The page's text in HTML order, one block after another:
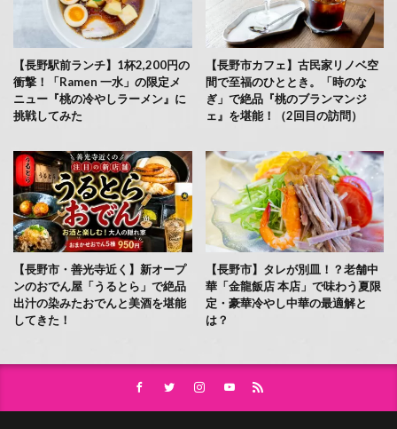
【長野駅前ランチ】1杯2,200円の
衝撃！「Ramen 一水」の限定メ
ニュー『桃の冷やしラーメン』に
挑戦してみた
【長野市カフェ】古民家リノベ空
間で至福のひととき。「時のな
ぎ」で絶品『桃のブランマンジ
ェ』を堪能！（2回目の訪問）
【長野市・善光寺近く】新オープ
ンのおでん屋「うるとら」で絶品
出汁の染みたおでんと美酒を堪能
してきた！
【長野市】タレが別皿！？老舗中
華「金龍飯店 本店」で味わう夏限
定・豪華冷やし中華の最適解と
は？